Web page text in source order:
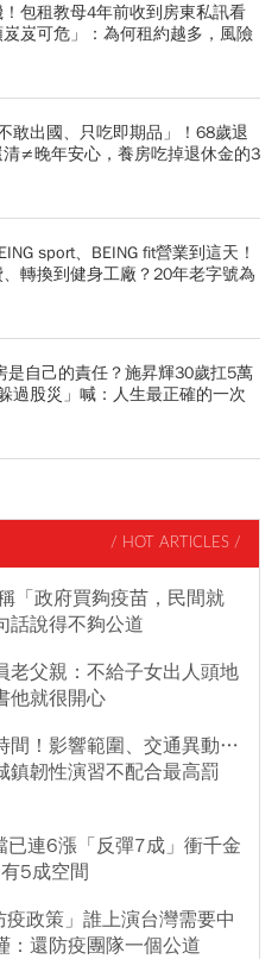
包租教母4年前收到房東私訊看
岌可危」：為何租約越多，風險
敢出國、只吃即期品」！68歲退
≠晚年安心，養房吃掉退休金的3
sport、BEING fit營業到這天！
轉換到健身工廠？20年老字號為
是自己的責任？施昇輝30歲扛5萬
過股災」喊：人生最正確的一次
/ HOT ARTICLES /
「政府買夠疫苗，民間就
話說得不夠公道
老父親：不給子女出人頭地
他就很開心
間！影響範圍、交通異動…
鎮韌性演習不配合最高罰
連6漲「反彈7成」衝千金
5成空間
疫政策」誰上演台灣需要中
：還防疫團隊一個公道